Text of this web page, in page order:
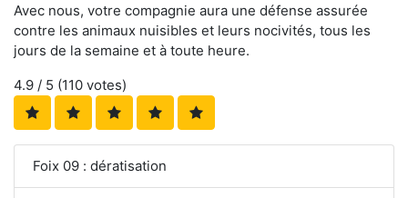
Avec nous, votre compagnie aura une défense assurée
contre les animaux nuisibles et leurs nocivités, tous les
jours de la semaine et à toute heure.
4.9 / 5 (110 votes)
Foix 09 : dératisation